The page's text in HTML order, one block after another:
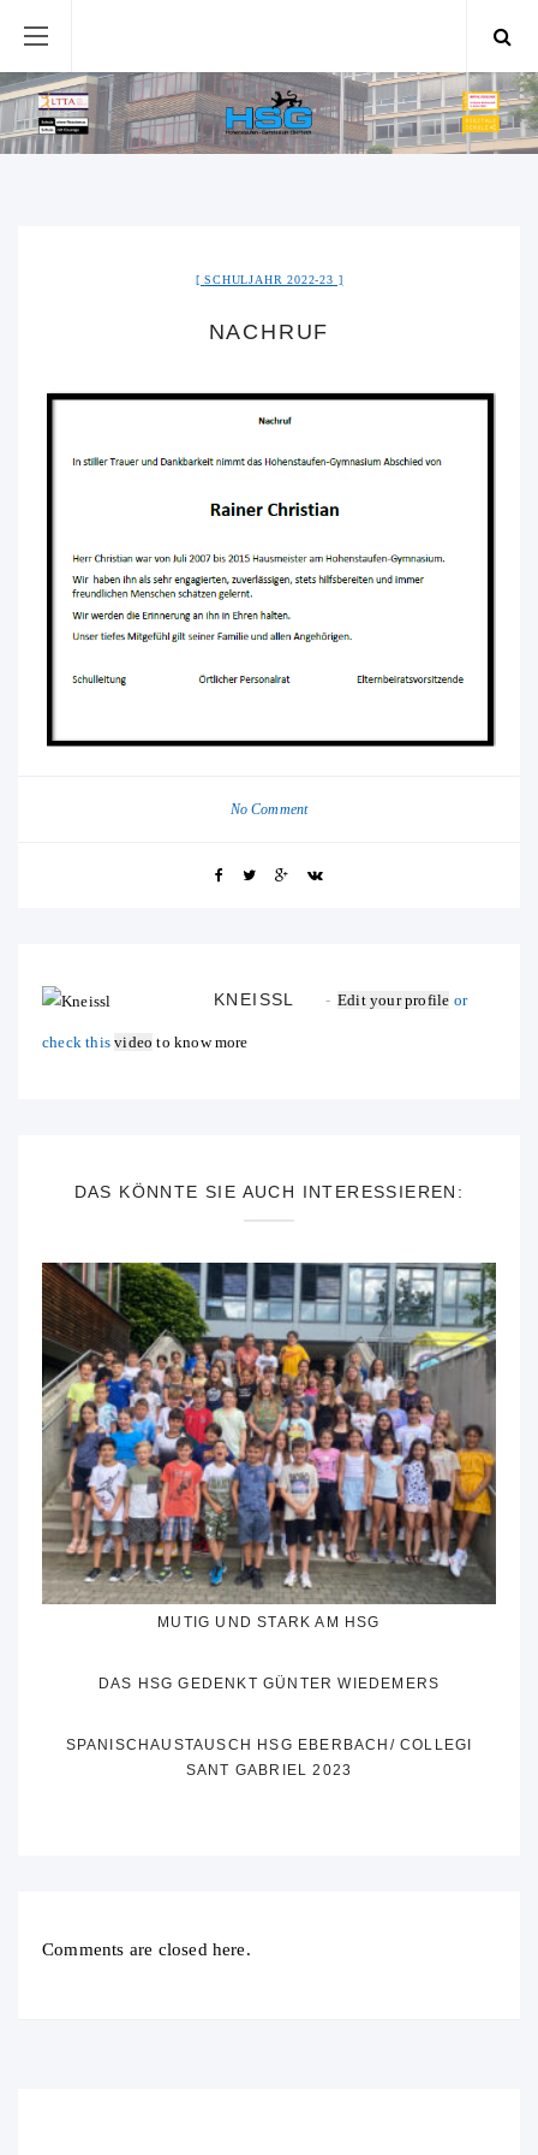
SCHULJAHR 2022-23
NACHRUF
No Comment
KNEISSL Edit your profile or
check thisvideo to know more
DAS KÖNNTE SIE AUCH INTERESSIEREN:
MUTIG UND STARK AM HSG
DAS HSG GEDENKT GÜNTER WIEDEMERS
SPANISCHAUSTAUSCH HSG EBERBACH/ COLLEGI
SANT GABRIEL 2023
Comments are closed here.